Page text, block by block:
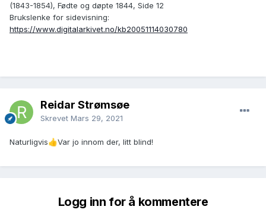
(1843-1854), Fødte og døpte 1844, Side 12
Brukslenke for sidevisning:
https://www.digitalarkivet.no/kb20051114030780
Reidar Strømsøe
Skrevet Mars 29, 2021
Naturligvis👍Var jo innom der, litt blind!
Logg inn for å kommentere